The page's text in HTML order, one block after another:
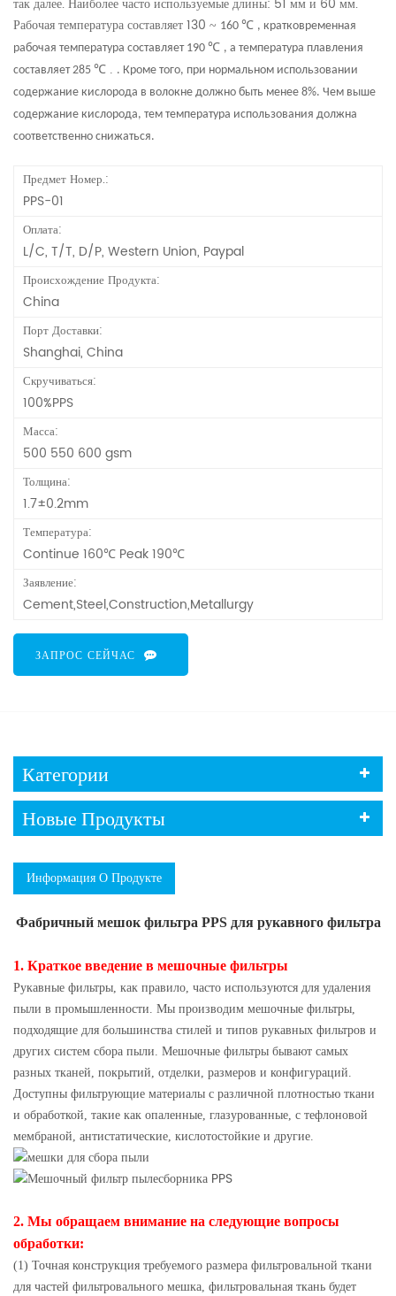
Рабочая температура составляет 130 ~ 160 ℃ , кратковременная
рабочая температура составляет 190 ℃ , а температура плавления
составляет 285 ℃ . . Кроме того, при нормальном использовании
содержание кислорода в волокне должно быть менее 8%. Чем выше
содержание кислорода, тем температура использования должна
соответственно снижаться.
Предмет Номер.:
PPS-01
Оплата:
L/C, T/T, D/P, Western Union, Paypal
Происхождение Продукта:
China
Порт Доставки:
Shanghai, China
Скручиваться:
100%PPS
Масса:
500 550 600 gsm
Толщина:
1.7±0.2mm
Температура:
Continue 160℃ Peak 190℃
Заявление:
Cement,Steel,Construction,Metallurgy
ЗАПРОС СЕЙЧАС
Категории
Новые Продукты
Информация О Продукте
Фабричный мешок фильтра PPS для рукавного фильтра
1. Краткое введение в мешочные фильтры
Рукавные фильтры, как правило, часто используются для удаления
пыли в промышленности. Мы производим мешочные фильтры,
подходящие для большинства стилей и типов рукавных фильтров и
других систем сбора пыли. Мешочные фильтры бывают самых
разных тканей, покрытий, отделки, размеров и конфигураций.
Доступны фильтрующие материалы с различной плотностью ткани
и обработкой, такие как опаленные, глазурованные, с тефлоновой
мембраной, антистатические, кислотостойкие и другие.
2. Мы обращаем внимание на следующие вопросы
обработки:
(1) Точная конструкция требуемого размера фильтровальной ткани
для частей фильтровального мешка, фильтровальная ткань будет